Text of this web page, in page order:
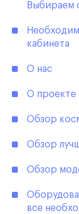
Выбираем
кабинета
О нас
О проекте
Обзор
Обзор
Обзор
все